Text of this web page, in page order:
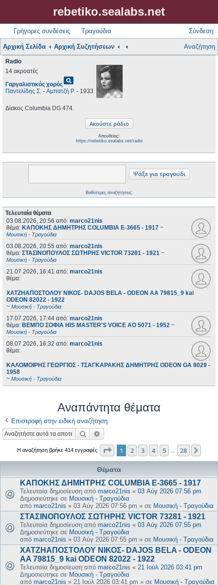
rebetiko.sealabs.net
Γρήγορες συνδέσεις Τραγούδια Σύνδεση
Αρχική Σελίδα Αρχική Συζητήσεων Αναζήτηση
Radio
14 ακροατές
Γαργαλιστικός χορόςpageview
Παντελίδης Σ. - Αμπατζή Ρ. - 1933
Δίσκος Columbia DG 474.
Απευθείας:
https://rebetiko.sealabs.net/radio
Βαθύτερες αναζητήσεις;
Τελευταία θέματα
03.08.2026, 20:56 από: marco21nis
θέμα: ΚΑΠΟΚΗΣ ΔΗΜΗΤΡΗΣ COLUMBIA E-3665 - 1917 ~
Μουσική - Τραγούδια
03.08.2026, 20:55 από: marco21nis
θέμα: ΣΤΑΣΙΝΟΠΟΥΛΟΣ ΣΩΤΗΡΗΣ VICTOR 73281 - 1921 ~
Μουσική - Τραγούδια
21.07.2026, 16:41 από: marco21nis
θέμα:
ΧΑΤΖΗΑΠΟΣΤΟΛΟΥ ΝΙΚΟΣ- DAJOS BELA - ODEON AA 79815_9 kai
ODEON 82022 - 1922
~ Μουσική - Τραγούδια
17.07.2026, 17:44 από: marco21nis
θέμα: ΒΕΜΠΟ ΣΟΦΙΑ HIS MASTER'S VOICE AO 5071 - 1952 ~
Μουσική - Τραγούδια
08.07.2026, 16:32 από: marco21nis
θέμα:
ΚΑΛΟΜΟΙΡΗΣ ΓΕΩΡΓΙΟΣ - ΤΣΑΓΚΑΡΑΚΗΣ ΔΗΜΗΤΡΗΣ ODEON GA 8029 -
1958
~ Μουσική - Τραγούδια
Αναπάντητα θέματα
Επιστροφή στην ειδική αναζήτηση
Αναζήτηση
Η αναζήτηση βρήκε 414 εγγραφές Σελίδα από28
1 2 3 4 5 28
Θέματα
ΚΑΠΟΚΗΣ ΔΗΜΗΤΡΗΣ COLUMBIA E-3665 - 1917
Τελευταία δημοσίευση από marco21nis « 03 Αύγ 2026 07:56 pm
Δημοσιεύτηκε σε Μουσική - Τραγούδια
από marco21nis » 03 Αύγ 2026 07:56 pm » σε Μουσική - Τραγούδια
ΣΤΑΣΙΝΟΠΟΥΛΟΣ ΣΩΤΗΡΗΣ VICTOR 73281 - 1921
Τελευταία δημοσίευση από marco21nis « 03 Αύγ 2026 07:55 pm
Δημοσιεύτηκε σε Μουσική - Τραγούδια
από marco21nis » 03 Αύγ 2026 07:55 pm » σε Μουσική - Τραγούδια
ΧΑΤΖΗΑΠΟΣΤΟΛΟΥ ΝΙΚΟΣ- DAJOS BELA - ODEON
AA 79815_9 kai ODEON 82022 - 1922
Τελευταία δημοσίευση από marco21nis « 21 Ιούλ 2026 03:41 pm
Δημοσιεύτηκε σε Μουσική - Τραγούδια
από marco21nis » 21 Ιούλ 2026 03:41 pm » σε Μουσική - Τραγούδια